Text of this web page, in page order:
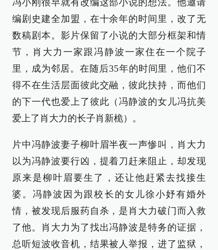
冯小刚很早就有改编这部小说的想法。他邀请
编剧史建全加盟，在十余年的时间里，改了无
数稿剧本。影片保留了小说的大部分框架和情
节，肖大力一家跟冯静波一家住在一个院子
里，成为邻居。在随后35年的时间里，他们不
得不在生活层面彼此交融，彼此扶持，而他们
的下一代也爱上了彼此（冯静波的女儿冯抗美
爱上了肖大力的长子肖新桅）。
片中冯静波妻子柳叶眉半夜一声惨叫，肖大力
以为冯静波要行凶，提着刀赶来阻止，却发现
原来是柳叶眉要生了，还让他赶紧去找接生
婆。冯静波因为跟校长的女儿徐小妤有婚外
情，被发现后服药自杀，是肖大力破门而入救
了他。肖大力为了找出冯静波是特务的证据，
总听短波收音机，结果被人举报，进了监狱，